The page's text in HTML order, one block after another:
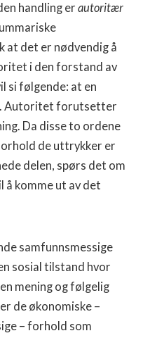
handling er autoritær
at det er nødvendig å
i den forstand av
si følgende: at en
Autoritet forutsetter
Da disse to ordene
de uttrykker er
delen, spørs det om
å komme ut av det
samfunnsmessige
sosial tilstand hvor
mening og følgelig
de økonomiske –
– forhold som